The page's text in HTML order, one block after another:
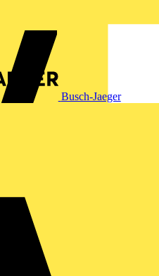
Busch-Jaeger